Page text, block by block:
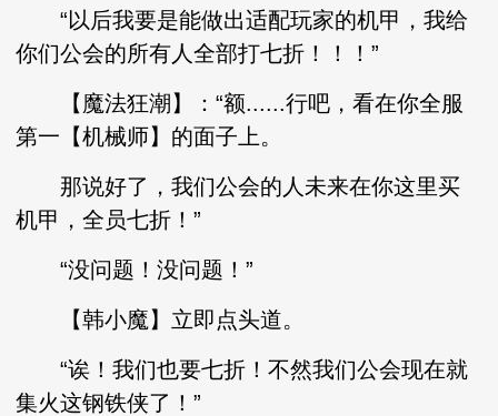
“以后我要是能做出适配玩家的机甲，我给
你们公会的所有人全部打七折！！！”
【魔法狂潮】：“额......行吧，看在你全服
第一【机械师】的面子上。
那说好了，我们公会的人未来在你这里买
机甲，全员七折！”
“没问题！没问题！”
【韩小魔】立即点头道。
“诶！我们也要七折！不然我们公会现在就
集火这钢铁侠了！”